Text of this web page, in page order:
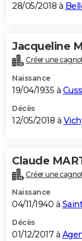
28/05/2018 à
Jacqueline
Créer une
Naissance
19/04/1935 à
Décès
12/05/2018 à
Claude
Créer une
Naissance
04/11/1940 à
Décès
01/12/2017 à